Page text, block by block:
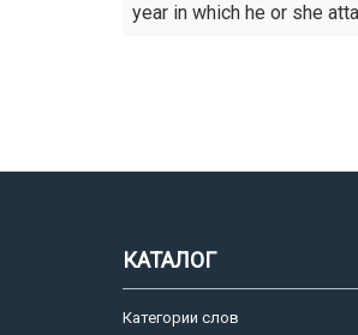
year in which he or she
КАТАЛОГ
Категории слов